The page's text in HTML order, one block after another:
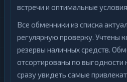
встречи и оптимальные
Все обменники из списка
регулярную проверку. Учтены
резервы наличных средств.
отсортированы по выгодности
сразу увидеть самые